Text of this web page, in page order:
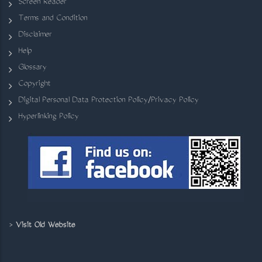
Screen Reader
Terms and Condition
Disclaimer
Help
Glossary
Copyright
Digital Personal Data Protection Policy/Privacy Policy
Hyperlinking Policy
> Visit Old Website